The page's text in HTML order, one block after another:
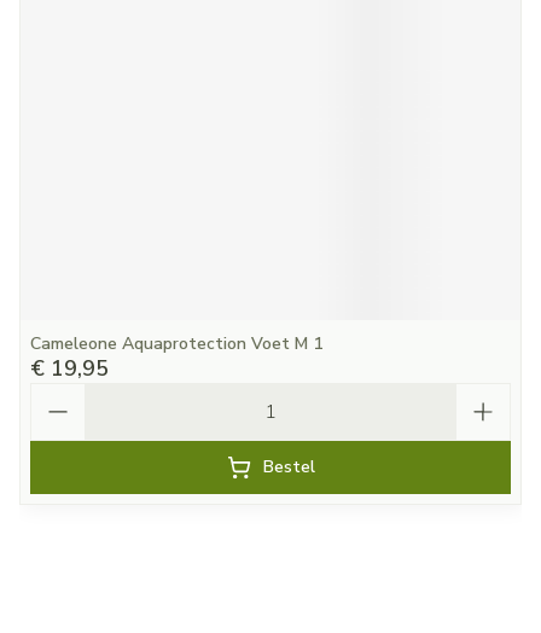
Cameleone Aquaprotection Voet M 1
€ 19,95
Bestel